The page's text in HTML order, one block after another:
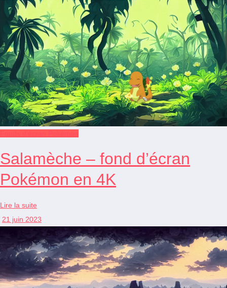
Salamèche – fond d’écran
Pokémon en 4K
Lire la suite
21 juin 2023